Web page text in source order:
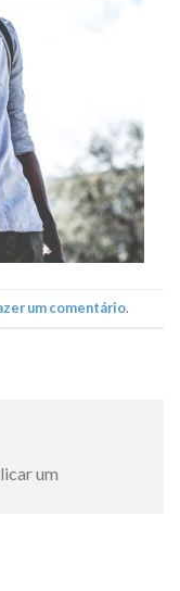
um comentário.
um